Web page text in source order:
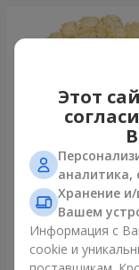
Букет из 25
2 124 грн
Этот
аналитика,
Хранение
Вашем
Информация с
cookie и